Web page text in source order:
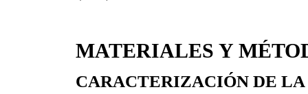
MATERIALES Y
CARACTERIZACIÓN DE